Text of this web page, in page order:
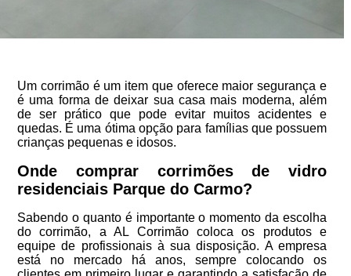
Um corrimão é um item que oferece maior segurança e
é uma forma de deixar sua casa mais moderna, além
de ser prático que pode evitar muitos acidentes e
quedas. É uma ótima opção para famílias que possuem
crianças pequenas e idosos.
Onde comprar corrimões de vidro
residenciais Parque do Carmo?
Sabendo o quanto é importante o momento da escolha
do corrimão, a AL Corrimão coloca os produtos e
equipe de profissionais à sua disposição. A empresa
está no mercado há anos, sempre colocando os